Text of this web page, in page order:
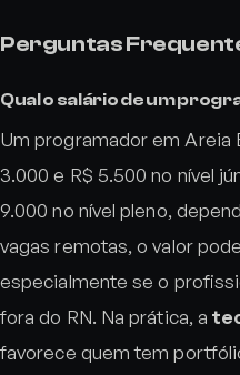
Perguntas
Qual o salário de um
Um programador em Areia
3.000 e R$ 5.500 no nível
9.000 no nível pleno,
vagas remotas, o valor
especialmente se o
fora do RN. Na prática, a
favorece quem tem